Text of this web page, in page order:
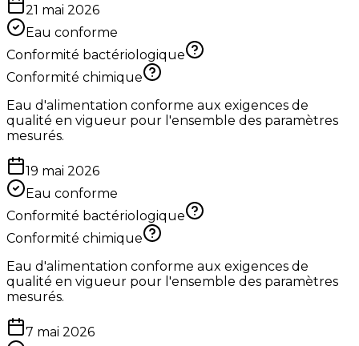
21 mai 2026
Eau conforme
Conformité bactériologique
Conformité chimique
Eau d'alimentation conforme aux exigences de
qualité en vigueur pour l'ensemble des paramètres
mesurés.
19 mai 2026
Eau conforme
Conformité bactériologique
Conformité chimique
Eau d'alimentation conforme aux exigences de
qualité en vigueur pour l'ensemble des paramètres
mesurés.
7 mai 2026